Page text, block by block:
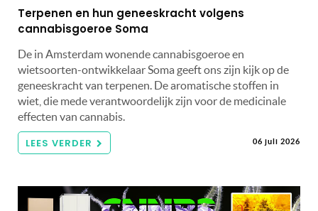
Terpenen en hun geneeskracht volgens
cannabisgoeroe Soma
De in Amsterdam wonende cannabisgoeroe en
wietsoorten-ontwikkelaar Soma geeft ons zijn kijk op de
geneeskracht van terpenen. De aromatische stoffen in
wiet, die mede verantwoordelijk zijn voor de medicinale
effecten van cannabis.
LEES VERDER 06 juli 2026